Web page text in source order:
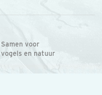
Samen voor
vogels en natuur